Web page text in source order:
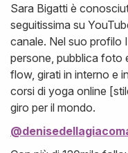
Sara Bigatti è
seguitissima su
canale. Nel suo profilo
persone, pubblica foto
flow, girati in interno e
corsi di yoga online
giro per il mondo.